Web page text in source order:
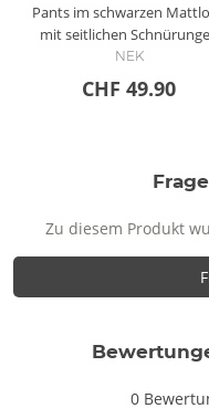
Pants im schwarzen
mit seitlichen
NEK
CHF 49.90
Zu diesem Produkt
0